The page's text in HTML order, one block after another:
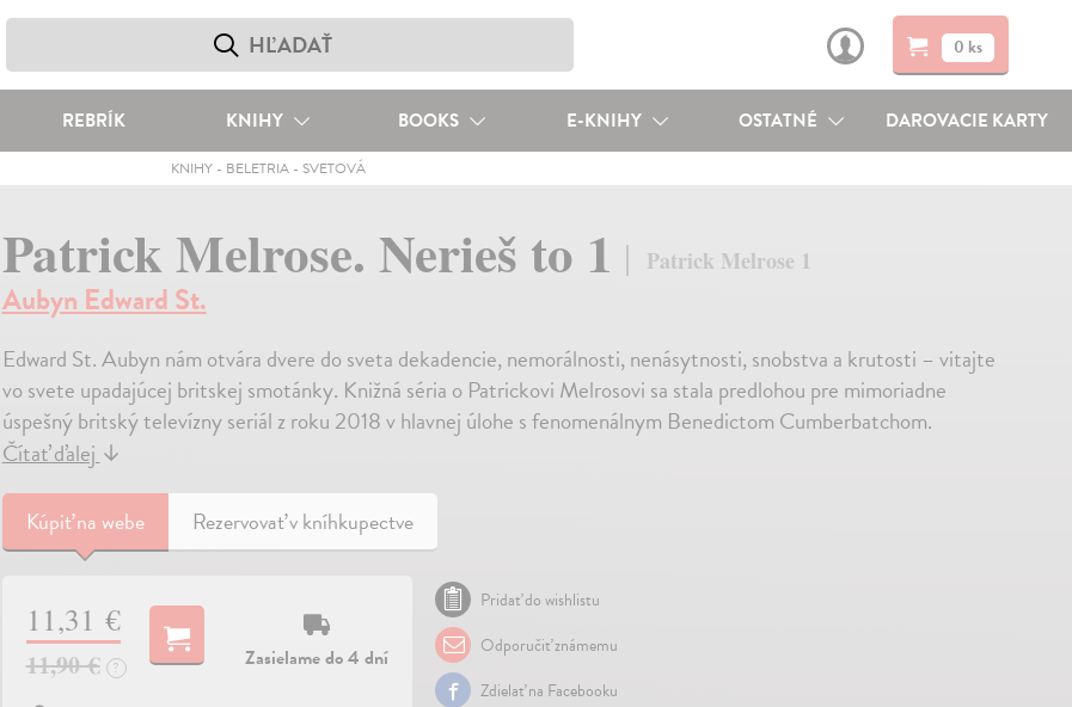
0 ks
REBRÍK KNIHY BOOKS E-KNIHY OSTATNÉ DAROVACIE KARTY
KNIHY - BELETRIA - SVETOVÁ
Patrick Melrose. Nerieš to 1 Patrick Melrose 1
Aubyn Edward St.
Edward St. Aubyn nám otvára dvere do sveta dekadencie, nemorálnosti, nenásytnosti, snobstva a krutosti – vitajte
vo svete upadajúcej britskej smotánky. Knižná séria o Patrickovi Melrosovi sa stala predlohou pre mimoriadne
úspešný britský televízny seriál z roku 2018 v hlavnej úlohe s fenomenálnym Benedictom Cumberbatchom.
Čítať ďalej↓
Kúpiťna webe Rezervovať v kníhkupectve
11,31 €
11,90 € ?
Zasielame do 4 dní
Pridať do wishlistu
Odporučiť známemu
Zdielať na Facebooku